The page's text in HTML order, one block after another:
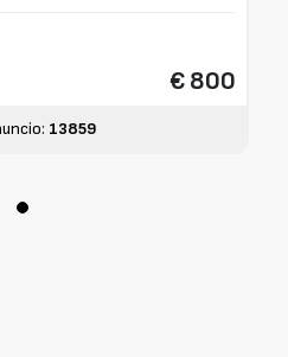
€ 800
13859